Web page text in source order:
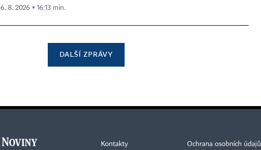
6. 8. 2026 ▪ 16:13 min.
DALŠÍ ZPRÁVY
Kontakty Ochrana osobních údajů